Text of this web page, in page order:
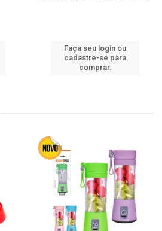
Faça seu login ou
cadastre-se para
comprar.